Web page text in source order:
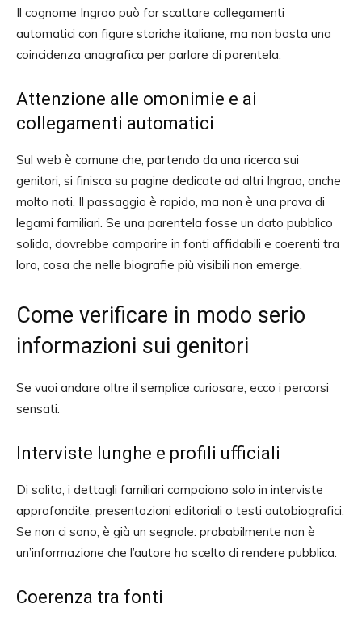
Il cognome Ingrao può far scattare collegamenti
automatici con figure storiche italiane, ma non basta una
coincidenza anagrafica per parlare di parentela.
Attenzione alle omonimie e ai
collegamenti automatici
Sul web è comune che, partendo da una ricerca sui
genitori, si finisca su pagine dedicate ad altri Ingrao, anche
molto noti. Il passaggio è rapido, ma non è una prova di
legami familiari. Se una parentela fosse un dato pubblico
solido, dovrebbe comparire in fonti affidabili e coerenti tra
loro, cosa che nelle biografie più visibili non emerge.
Come verificare in modo serio
informazioni sui genitori
Se vuoi andare oltre il semplice curiosare, ecco i percorsi
sensati.
Interviste lunghe e profili ufficiali
Di solito, i dettagli familiari compaiono solo in interviste
approfondite, presentazioni editoriali o testi autobiografici.
Se non ci sono, è già un segnale: probabilmente non è
un’informazione che l’autore ha scelto di rendere pubblica.
Coerenza tra fonti